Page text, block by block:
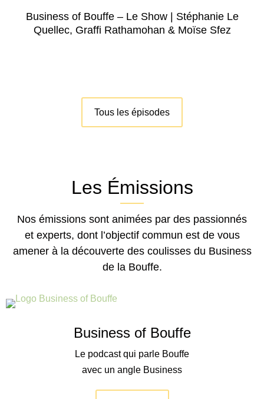
Business of Bouffe – Le Show | Stéphanie Le
Quellec, Graffi Rathamohan & Moïse Sfez
Tous les épisodes
Les Émissions
Nos émissions sont animées par des passionnés
et experts, dont l’objectif commun est de vous
amener à la découverte des coulisses du Business
de la Bouffe.
Business of Bouffe
Le podcast qui parle Bouffe
avec un angle Business